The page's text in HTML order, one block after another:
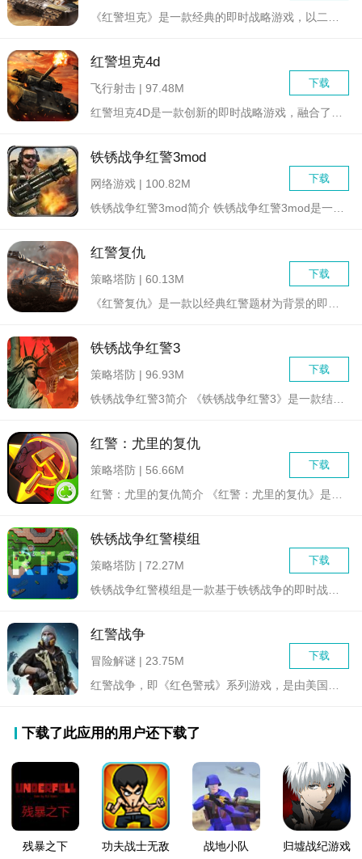
红警坦克4d
下载
飞行射击 | 97.48M
铁锈战争红警3mod
下载
网络游戏 | 100.82M
红警复仇
下载
策略塔防 | 60.13M
铁锈战争红警3
下载
策略塔防 | 96.93M
红警：尤里的复仇
下载
策略塔防 | 56.66M
铁锈战争红警模组
下载
策略塔防 | 72.27M
红警战争
下载
冒险解谜 | 23.75M
下载了此应用的用户还下载了
残暴之下
功夫战士无敌
战地小队
归墟战纪游戏